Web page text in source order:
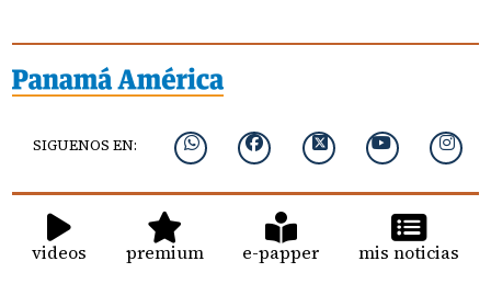
SIGUENOS EN:
videos premium e-papper mis noticias